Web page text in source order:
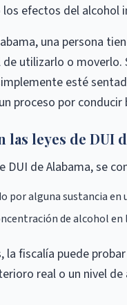
efectos del alcohol
una persona
de utilizarlo o
esté
proceso por
las leyes de DUI
DUI de Alabama, se
por alguna sustancia
de alcohol en
la fiscalía puede
real o un nivel de